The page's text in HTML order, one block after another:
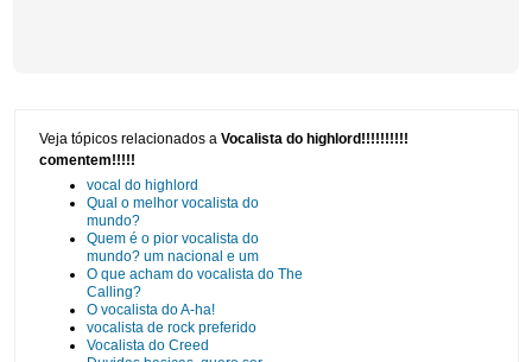
Veja tópicos relacionados a Vocalista do highlord!!!!!!!!!!
comentem!!!!!
vocal do highlord
Qual o melhor vocalista do
mundo?
Quem é o pior vocalista do
mundo? um nacional e um
O que acham do vocalista do The
Calling?
O vocalista do A-ha!
vocalista de rock preferido
Vocalista do Creed